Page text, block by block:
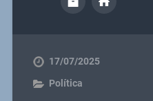
17/07/2025
Política